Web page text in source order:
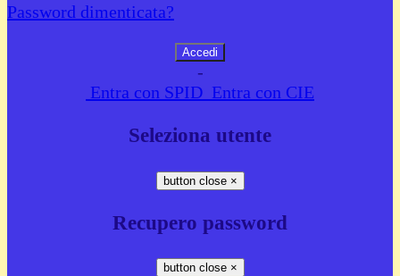
Password dimenticata?
-
Entra con SPID Entra con CIE
Seleziona utente
button close ×
Recupero password
button close ×